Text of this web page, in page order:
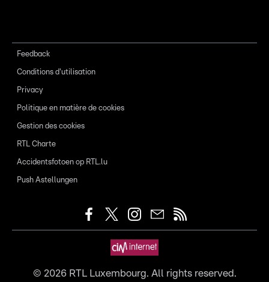
Feedback
Conditions d'utilisation
Privacy
Politique en matière de cookies
Gestion des cookies
RTL Charte
Accidentsfotoen op RTL.lu
Push Astellungen
© 2026RTL Luxembourg. All rights reserved.